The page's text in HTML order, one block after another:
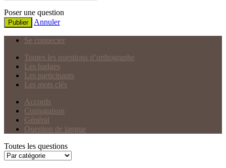
Poser une question
Publier Annuler
Se connecter
Toutes les questions d’orthographe
Les badges
Les participants
Les mots clés
Accords
Conjugaison
Général
Question de langue
Toutes les questions